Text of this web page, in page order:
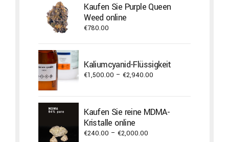
Kaufen Sie Purple Queen
Weed online
€780.00
Kaliumcyanid-Flüssigkeit
€1,500.00 – €2,940.00
through
€2,940.00
Kaufen Sie reine MDMA-
Kristalle online
€240.00 – €2,000.00